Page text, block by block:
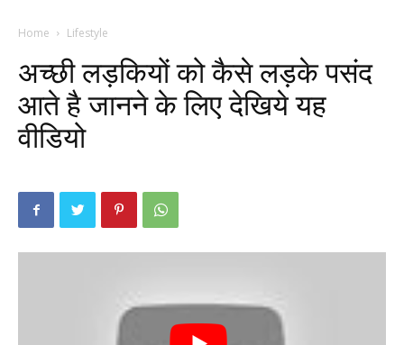
Home Lifestyle
अच्छी लड़कियों को कैसे लड़के पसंद
आते है जानने के लिए देखिये यह
वीडियो